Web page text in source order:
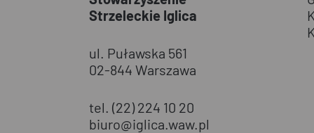
Strzeleckie Iglica
ul. Puławska 561
02-844 Warszawa
tel. (22) 224 10 20
biuro@iglica.waw.pl